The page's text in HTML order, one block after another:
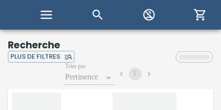
Recherche
PLUS DE FILTRES
Trier par
Pertinence 1